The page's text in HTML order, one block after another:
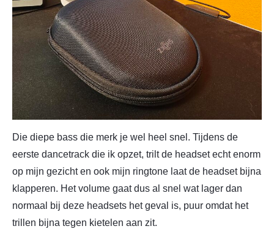
Die diepe bass die merk je wel heel snel. Tijdens de
eerste dancetrack die ik opzet, trilt de headset echt enorm
op mijn gezicht en ook mijn ringtone laat de headset bijna
klapperen. Het volume gaat dus al snel wat lager dan
normaal bij deze headsets het geval is, puur omdat het
trillen bijna tegen kietelen aan zit.